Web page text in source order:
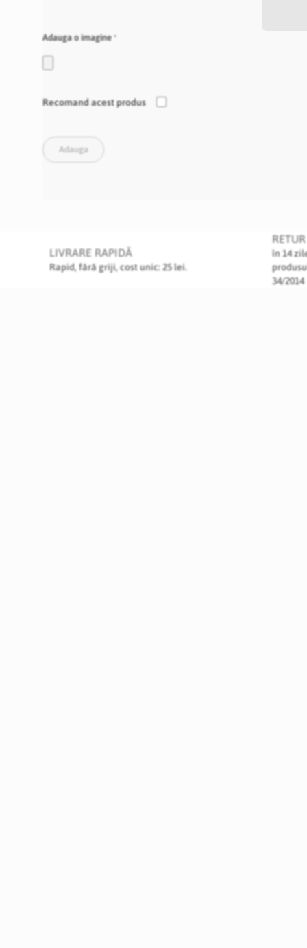
Adauga o imagine
Recomand acest produs
Adauga
LIVRARE RAPIDĂ
Rapid, fără griji, cost unic: 25 lei.
în 14
34/2014